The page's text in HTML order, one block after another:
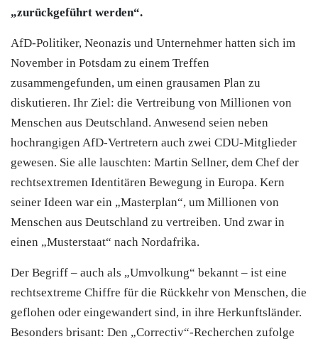
„zurückgeführt werden“.
AfD-Politiker, Neonazis und Unternehmer hatten sich im
November in Potsdam zu einem Treffen
zusammengefunden, um einen grausamen Plan zu
diskutieren. Ihr Ziel: die Vertreibung von Millionen von
Menschen aus Deutschland. Anwesend seien neben
hochrangigen AfD-Vertretern auch zwei CDU-Mitglieder
gewesen. Sie alle lauschten: Martin Sellner, dem Chef der
rechtsextremen Identitären Bewegung in Europa. Kern
seiner Ideen war ein „Masterplan“, um Millionen von
Menschen aus Deutschland zu vertreiben. Und zwar in
einen „Musterstaat“ nach Nordafrika.
Der Begriff – auch als „Umvolkung“ bekannt – ist eine
rechtsextreme Chiffre für die Rückkehr von Menschen, die
geflohen oder eingewandert sind, in ihre Herkunftsländer.
Besonders brisant: Den „Correctiv“-Recherchen zufolge